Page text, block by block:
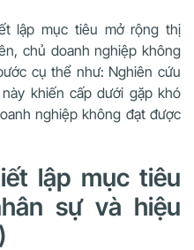
lập mục tiêu mở rộng thị
chủ doanh nghiệp không
cụ thể như: Nghiên cứu
khiến cấp dưới gặp khó
nghiệp không đạt được
lập mục tiêu
sự và hiệu